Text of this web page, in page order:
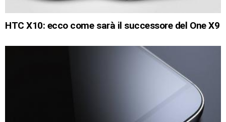
HTC X10: ecco come sarà il successore del One X9